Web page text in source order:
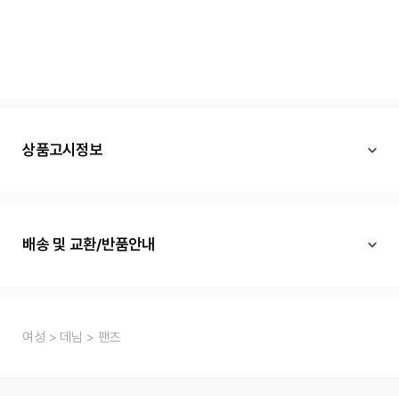
상품고시정보
배송 및 교환/반품안내
여성 데님 팬츠